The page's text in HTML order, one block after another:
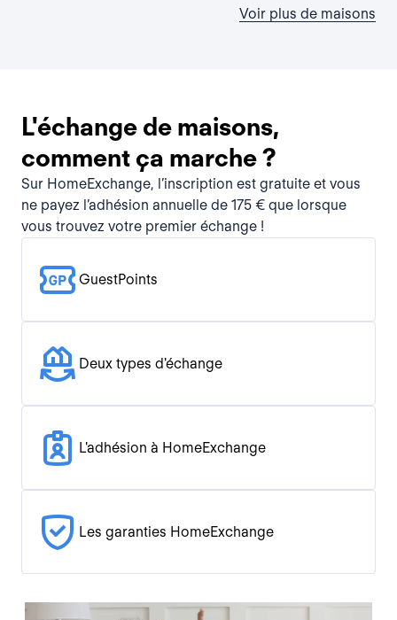
Voir plus de maisons
L'échange de maisons,
comment ça marche ?
Sur HomeExchange, l’inscription est gratuite et vous
ne payez l’adhésion annuelle de 175 € que lorsque
vous trouvez votre premier échange !
GuestPoints
Deux types d'échange
L'adhésion à HomeExchange
Les garanties HomeExchange